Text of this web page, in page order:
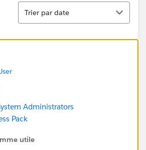
Tri
Trier par date
Administrators
Pack
utile